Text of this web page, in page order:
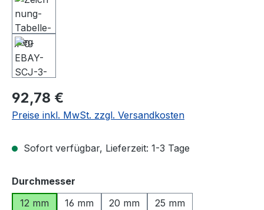
Regulärer Preis:
92,78 €
Preise inkl. MwSt. zzgl. Versandkosten
Sofort verfügbar, Lieferzeit: 1-3 Tage
Durchmesser
12 mm
16 mm 20 mm 25 mm